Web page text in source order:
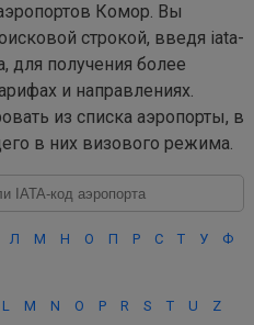
Комор. Вы
строкой, введя iata-
для получения более
и направлениях.
из списка аэропорты, в
в них визового режима.
Л М Н О П Р С Т У
Ф
L M N O P R S T U Z